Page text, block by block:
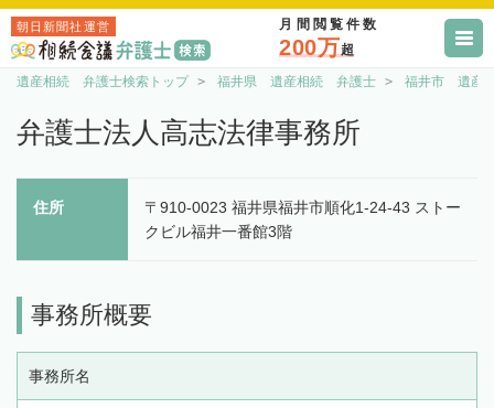
朝日新聞社運営 月間閲覧件数
200万超
遺産相続 弁護士検索トップ 福井県 遺産相続 弁護士 福井市 遺産
弁護士法人高志法律事務所
住所
〒910-0023 福井県福井市順化1-24-43 ストー
クビル福井一番館3階
事務所概要
事務所名